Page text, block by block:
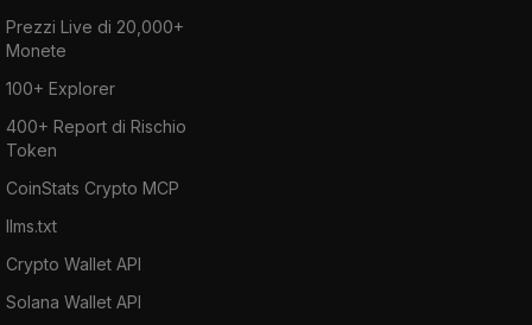
Prezzi Live di 20,000+
Monete
100+ Explorer
400+ Report di Rischio
Token
CoinStats Crypto MCP
llms.txt
Crypto Wallet API
Solana Wallet API